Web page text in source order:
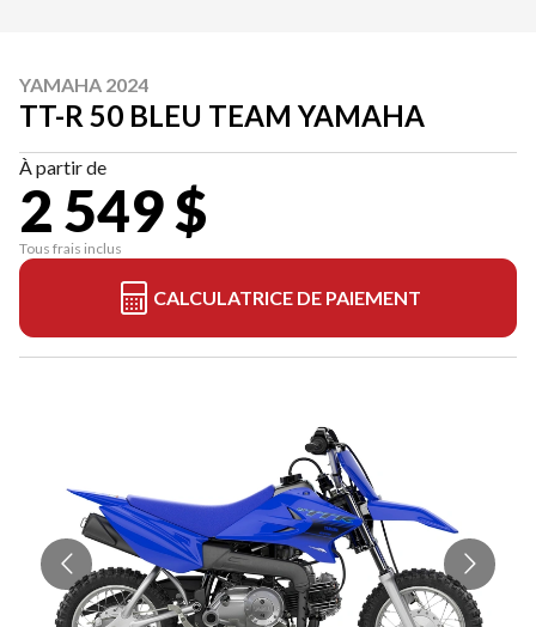
YAMAHA 2024
TT-R 50 BLEU TEAM YAMAHA
À partir de
2 549 $
Tous frais inclus
CALCULATRICE DE PAIEMENT